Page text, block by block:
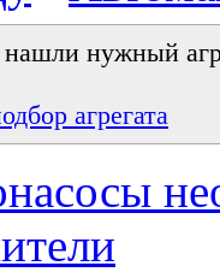
нужный
агрегата